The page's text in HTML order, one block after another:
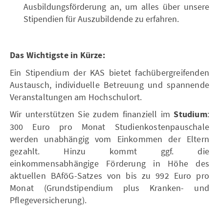
Ausbildungsförderung an, um alles über unsere
Stipendien für Auszubildende zu erfahren.
Das Wichtigste in Kürze:
Ein Stipendium der KAS bietet fachübergreifenden
Austausch, individuelle Betreuung und spannende
Veranstaltungen am Hochschulort.
Wir unterstützen Sie zudem finanziell im Studium:
300 Euro pro Monat Studienkostenpauschale
werden unabhängig vom Einkommen der Eltern
gezahlt. Hinzu kommt ggf. die
einkommensabhängige Förderung in Höhe des
aktuellen BAföG-Satzes von bis zu 992 Euro pro
Monat (Grundstipendium plus Kranken- und
Pflegeversicherung).